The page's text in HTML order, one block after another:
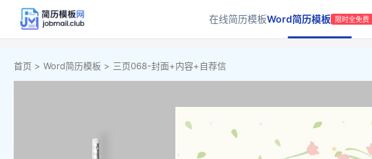
在线简历模板Word简历模板 限时全免费
首页 > Word简历模板 > 三页068-封面+内容+自荐信